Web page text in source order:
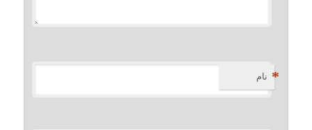
نام *